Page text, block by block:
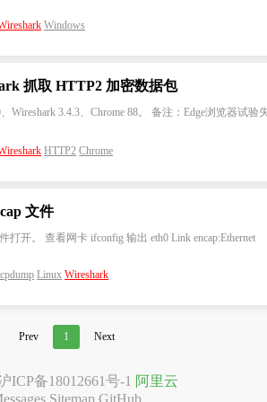
Windows
抓取 HTTP2 加密数据包
Wireshark 3.4.3、Chrome 88。 备注：Edge浏览器试验
HTTP2 Chrome
文件
打开。 查看网卡 ifconfig 输出 eth0 Link encap:Ethernet
Linux Wireshark
Prev 1 Next
ICP备18012661号-1 阿里云
Sitemap GitHub